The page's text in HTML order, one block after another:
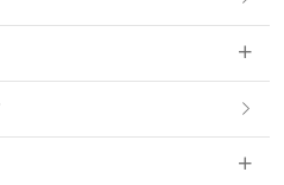
ト
クトップ